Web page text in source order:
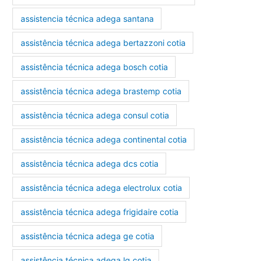
assistencia técnica adega santana
assistência técnica adega bertazzoni cotia
assistência técnica adega bosch cotia
assistência técnica adega brastemp cotia
assistência técnica adega consul cotia
assistência técnica adega continental cotia
assistência técnica adega dcs cotia
assistência técnica adega electrolux cotia
assistência técnica adega frigidaire cotia
assistência técnica adega ge cotia